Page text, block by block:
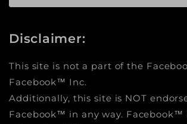
Disclaimer:
This site is not a part of the
Facebook™ Inc.
Additionally, this site is NOT
Facebook™ in any way. Facebook™